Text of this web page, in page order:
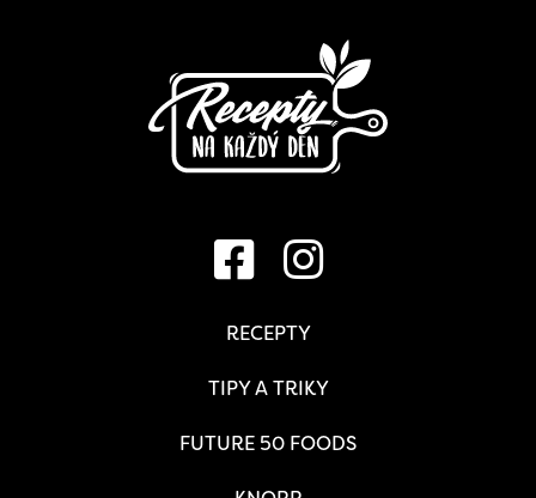
RECEPTY
TIPY A TRIKY
FUTURE 50 FOODS